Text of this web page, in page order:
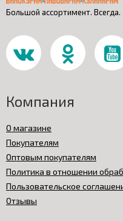
Большой ассортимент. Всегда.
Компания
О магазине
Покупателям
Оптовым покупателям
Политика в отношении
Пользовательское
Отзывы